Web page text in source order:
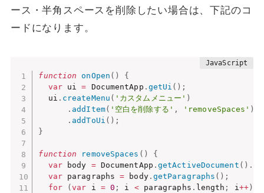
ース・半角スペースを削除したい場合は、下記のコ
ードになります。
function onOpen ( )
{
var ui = DocumentApp . getUi ( ) ;
  ui
. createMenu ( 'カスタムメニュー' )
. addItem( '空白を削除する' , 'removeSpaces' )
. addToUi ( ) ;
}
function removeSpaces ( )
{
var body = DocumentApp . getActiveDocument ( ) .
var paragraphs = body. getParagraphs ( ) ;
for
(var i = 0 ; i < paragraphs . length ; i++)